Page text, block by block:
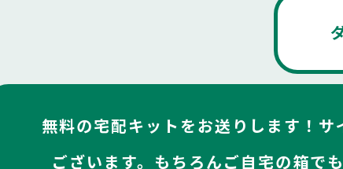
無料の宅配キットをお送りします！サ
ございます。もちろんご自宅の箱で